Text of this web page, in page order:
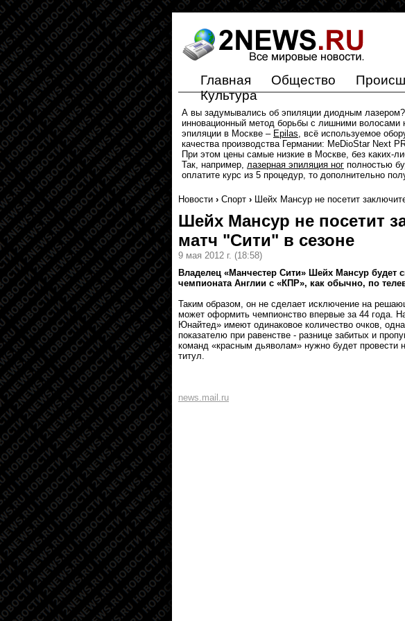
Главная Общество
Культура
А вы задумывались об эпиляции диодным
инновационный метод борьбы с лишними волосами
эпиляции в Москве – Epilas, всё используемое
качества производства Германии: MeDioStar Next
При этом цены самые низкие в Москве, без каких-
Так, например, лазерная эпиляция ног полностью
оплатите курс из 5 процедур, то дополнительно
Новости › Спорт › Шейх Мансур не посетит
Шейх Мансур не посетит
матч "Сити" в сезоне
9 мая 2012 г. (18:58)
Владелец «Манчестер Сити» Шейх Мансур будет
чемпионата Англии с «КПР», как обычно, по
Таким образом, он не сделает исключение на
может оформить чемпионство впервые за 44 года.
Юнайтед» имеют одинаковое количество очков,
показателю при равенстве - разнице забитых и
команд «красным дьяволам» нужно будет провести
титул.
news.mail.ru